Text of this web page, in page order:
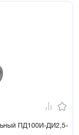
ПД100И-ДИ2,5-